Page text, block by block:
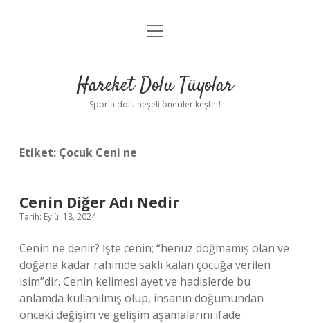
Anasayfa
Yasal Uyarı
menüyü
Hareket Dolu Tüyolar
Sporla dolu neşeli öneriler keşfet!
Etiket: Çocuk Ceni ne
Cenin Diğer Adı Nedir
Tarih: Eylül 18, 2024
Cenin ne denir? İşte cenin; “henüz doğmamış olan ve
doğana kadar rahimde saklı kalan çocuğa verilen
isim”dir. Cenin kelimesi ayet ve hadislerde bu
anlamda kullanılmış olup, insanın doğumundan
önceki değişim ve gelişim aşamalarını ifade